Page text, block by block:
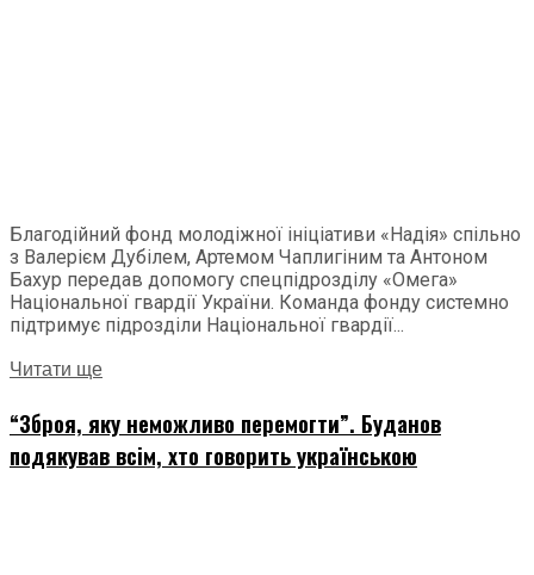
Благодійний фонд молодіжної ініціативи «Надія» спільно
з Валерієм Дубілем, Артемом Чаплигіним та Антоном
Бахур передав допомогу спецпідрозділу «Омега»
Національної гвардії України. Команда фонду системно
підтримує підрозділи Національної гвардії...
Читати ще
“Зброя, яку неможливо перемогти”. Буданов
подякував всім, хто говорить українською